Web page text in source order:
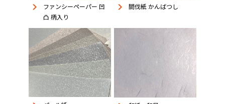
keyboard_arrow_right
ファンシーペーパー 凹
凸 柄入り
keyboard_arrow_right 間伐紙 かんばつし